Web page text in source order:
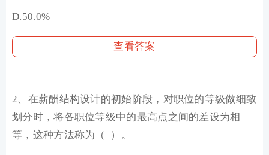
D.50.0%
查看答案
2、在薪酬结构设计的初始阶段，对职位的等级做细致
划分时，将各职位等级中的最高点之间的差设为相
等，这种方法称为（ ）。